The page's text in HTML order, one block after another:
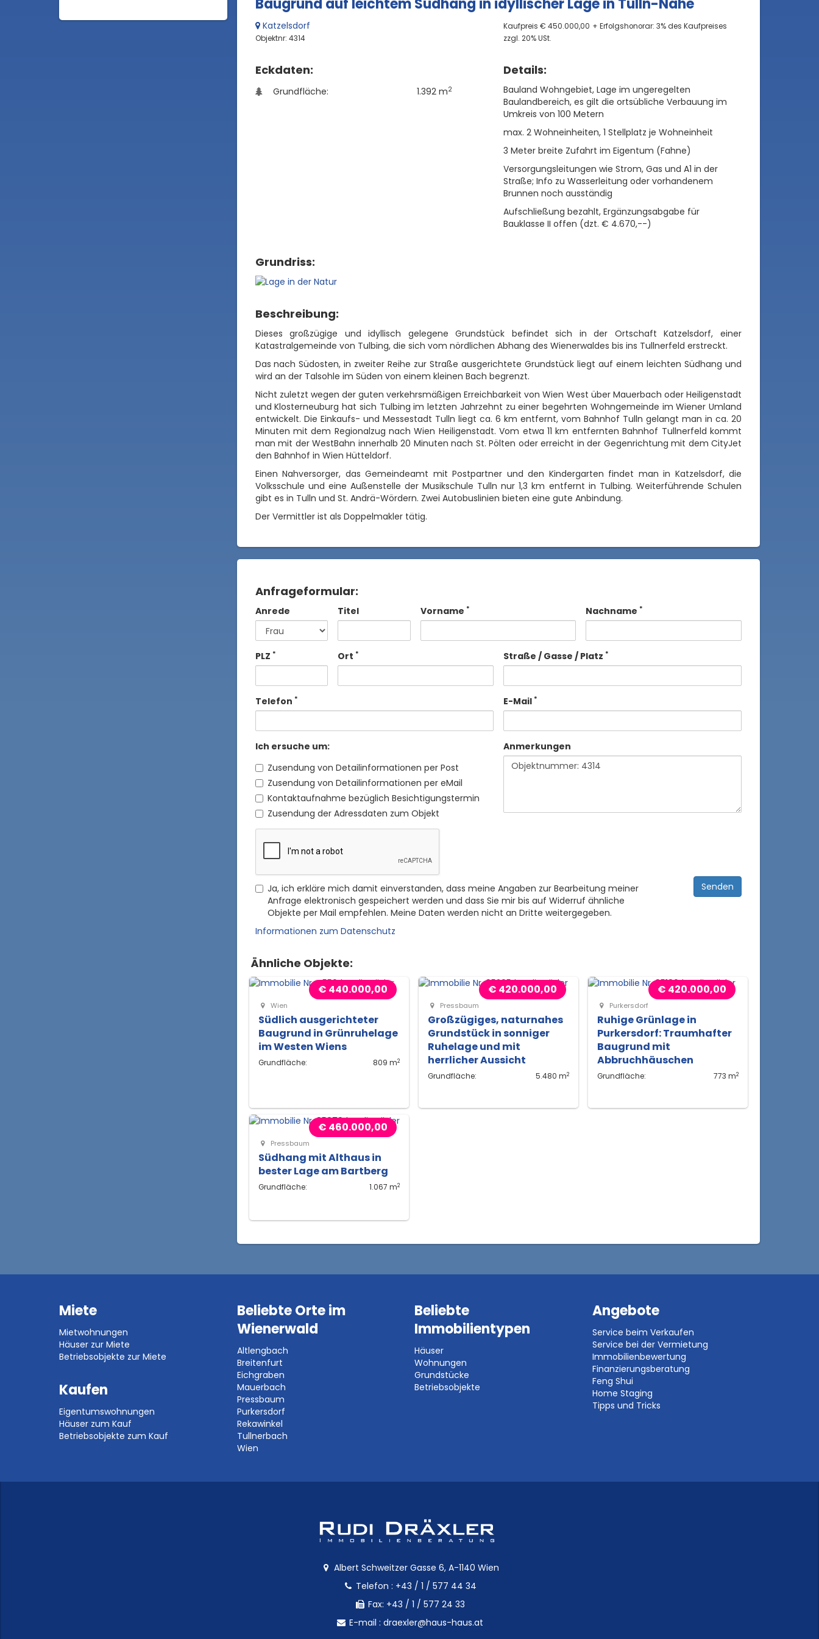
Baugrund auf leichtem Südhang in idyllischer Lage in Tulln-Nähe
Katzelsdorf
Objektnr: 4314
Kaufpreis € 450.000,00 + Erfolgshonorar: 3% des Kaufpreises
zzgl. 20% USt.
Eckdaten:
Grundfläche: 1.392 m2
Details:
Bauland Wohngebiet, Lage im ungeregelten
Baulandbereich, es gilt die ortsübliche Verbauung im
Umkreis von 100 Metern
max. 2 Wohneinheiten, 1 Stellplatz je Wohneinheit
3 Meter breite Zufahrt im Eigentum (Fahne)
Versorgungsleitungen wie Strom, Gas und A1 in der
Straße; Info zu Wasserleitung oder vorhandenem
Brunnen noch ausständig
Aufschließung bezahlt, Ergänzungsabgabe für
Bauklasse II offen (dzt. € 4.670,--)
Grundriss:
Beschreibung:
Dieses großzügige und idyllisch gelegene Grundstück befindet sich in der Ortschaft Katzelsdorf, einer
Katastralgemeinde von Tulbing, die sich vom nördlichen Abhang des Wienerwaldes bis ins Tullnerfeld erstreckt.
Das nach Südosten, in zweiter Reihe zur Straße ausgerichtete Grundstück liegt auf einem leichten Südhang und
wird an der Talsohle im Süden von einem kleinen Bach begrenzt.
Nicht zuletzt wegen der guten verkehrsmäßigen Erreichbarkeit von Wien West über Mauerbach oder Heiligenstadt
und Klosterneuburg hat sich Tulbing im letzten Jahrzehnt zu einer begehrten Wohngemeinde im Wiener Umland
entwickelt. Die Einkaufs- und Messestadt Tulln liegt ca. 6 km entfernt, vom Bahnhof Tulln gelangt man in ca. 20
Minuten mit dem Regionalzug nach Wien Heiligenstadt. Vom etwa 11 km entfernten Bahnhof Tullnerfeld kommt
man mit der WestBahn innerhalb 20 Minuten nach St. Pölten oder erreicht in der Gegenrichtung mit dem CityJet
den Bahnhof in Wien Hütteldorf.
Einen Nahversorger, das Gemeindeamt mit Postpartner und den Kindergarten findet man in Katzelsdorf, die
Volksschule und eine Außenstelle der Musikschule Tulln nur 1,3 km entfernt in Tulbing. Weiterführende Schulen
gibt es in Tulln und St. Andrä-Wördern. Zwei Autobuslinien bieten eine gute Anbindung.
Der Vermittler ist als Doppelmakler tätig.
Anfrageformular:
Anrede Titel Vorname * Nachname *
PLZ * Ort * Straße / Gasse / Platz *
Telefon * E-Mail *
Ich ersuche um:
Zusendung von Detailinformationen per Post
Zusendung von Detailinformationen per eMail
Kontaktaufnahme bezüglich Besichtigungstermin
Zusendung der Adressdaten zum Objekt
Anmerkungen
Ja, ich erkläre mich damit einverstanden, dass meine Angaben zur Bearbeitung meiner
Anfrage elektronisch gespeichert werden und dass Sie mir bis auf Widerruf ähnliche
Objekte per Mail empfehlen. Meine Daten werden nicht an Dritte weitergegeben.
Informationen zum Datenschutz
Ähnliche Objekte:
€ 440.000,00
Wien
Südlich ausgerichteter
Baugrund in Grünruhelage
im Westen Wiens
Grundfläche: 809 m2
€ 420.000,00
Pressbaum
Großzügiges, naturnahes
Grundstück in sonniger
Ruhelage und mit
herrlicher Aussicht
Grundfläche: 5.480 m2
€ 420.000,00
Purkersdorf
Ruhige Grünlage in
Purkersdorf: Traumhafter
Baugrund mit
Abbruchhäuschen
Grundfläche: 773 m2
€ 460.000,00
Pressbaum
Südhang mit Althaus in
bester Lage am Bartberg
Grundfläche: 1.067 m2
Miete
Mietwohnungen
Häuser zur Miete
Betriebsobjekte zur Miete
Kaufen
Eigentumswohnungen
Häuser zum Kauf
Betriebsobjekte zum Kauf
Beliebte Orte im
Wienerwald
Altlengbach
Breitenfurt
Eichgraben
Mauerbach
Pressbaum
Purkersdorf
Rekawinkel
Tullnerbach
Wien
Beliebte
Immobilientypen
Häuser
Wohnungen
Grundstücke
Betriebsobjekte
Angebote
Service beim Verkaufen
Service bei der Vermietung
Immobilienbewertung
Finanzierungsberatung
Feng Shui
Home Staging
Tipps und Tricks
Albert Schweitzer Gasse 6, A-1140 Wien
Telefon : +43 / 1 / 577 44 34
Fax: +43 / 1 / 577 24 33
E-mail : draexler@haus-haus.at